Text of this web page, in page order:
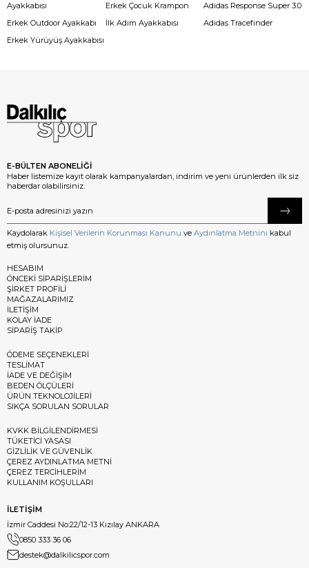
Ayakkabısı
Erkek Outdoor Ayakkabı
Erkek Yürüyüş Ayakkabısı
Erkek Çocuk Krampon
İlk Adım Ayakkabısı
Adidas Response Super 3.0
Adidas Tracefinder
E-BÜLTEN ABONELİĞİ
Haber listemize kayıt olarak kampanyalardan, indirim ve yeni ürünlerden ilk siz
haberdar olabilirsiniz.
Kaydolarak Kişisel Verilerin Korunması Kanunu ve Aydınlatma Metnini kabul
etmiş olursunuz.
HESABIM
ÖNCEKİ SİPARİŞLERİM
ŞİRKET PROFİLİ
MAĞAZALARIMIZ
İLETİŞİM
KOLAY İADE
SİPARİŞ TAKİP
ÖDEME SEÇENEKLERİ
TESLİMAT
İADE VE DEĞİŞİM
BEDEN ÖLÇÜLERİ
ÜRÜN TEKNOLOJİLERİ
SIKÇA SORULAN SORULAR
KVKK BİLGİLENDİRMESİ
TÜKETİCİ YASASI
GİZLİLİK VE GÜVENLİK
ÇEREZ AYDINLATMA METNİ
ÇEREZ TERCİHLERİM
KULLANIM KOŞULLARI
İLETİŞİM
İzmir Caddesi No:22/12-13 Kızılay ANKARA
0850 333 36 06
destek@dalkilicspor.com